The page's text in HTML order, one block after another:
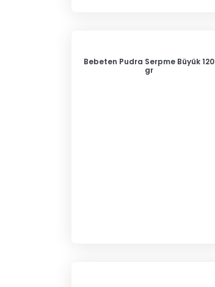
Bebeten Pudra Serpme Büyük 120
gr